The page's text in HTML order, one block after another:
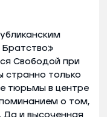
Свободой при
странно только
тюрьмы в центре
о том,
Да и высоченная